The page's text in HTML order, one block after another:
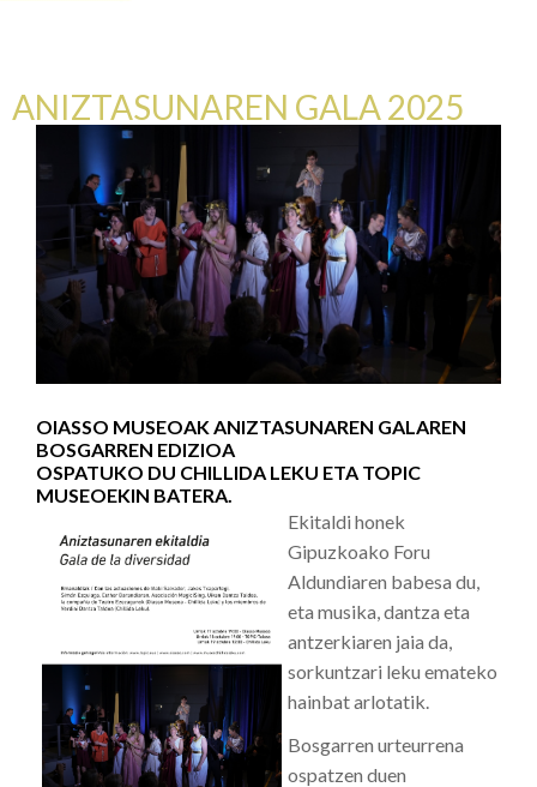
ANIZTASUNAREN GALA 2025
OIASSO MUSEOAK ANIZTASUNAREN GALAREN
BOSGARREN EDIZIOA
OSPATUKO DU CHILLIDA LEKU ETA TOPIC
MUSEOEKIN BATERA.
Ekitaldi honek
Gipuzkoako Foru
Aldundiaren babesa du,
eta musika, dantza eta
antzerkiaren jaia da,
sorkuntzari leku emateko
hainbat arlotatik.
Bosgarren urteurrena
ospatzen duen